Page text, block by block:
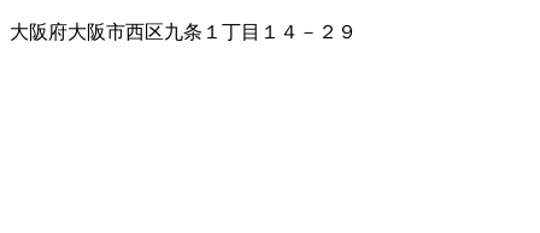
大阪府大阪市西区九条１丁目１４－２９